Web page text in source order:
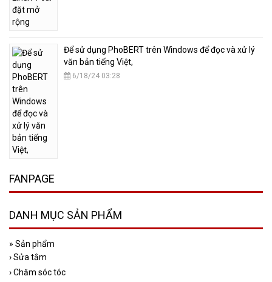
​Để sử dụng PhoBERT trên Windows để đọc và xử lý
văn bản tiếng Việt,
6/18/24 03:28
FANPAGE
DANH MỤC SẢN PHẨM
» Sản phẩm
›Sửa tắm
›Chăm sóc tóc